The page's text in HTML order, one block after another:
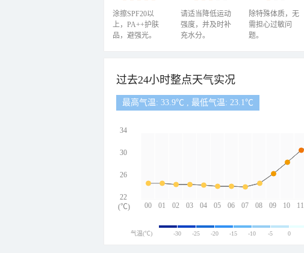
涂擦SPF20以
上，PA++护肤
品，避强光。
请适当降低运动
强度，并及时补
充水分。
除特殊体质，无
需担心过敏问
题。
过去24小时整点天气实况
最高气温: 33.9℃ , 最低气温: 23.1℃
00 01 02 03 04 05 06 07 08 09 10 11
34
30
26
22
(℃)
气温(℃) -30 -25 -20 -15 -10 -5 0